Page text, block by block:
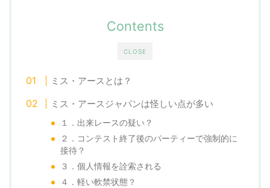
CLOSE
Contents
ミス・アースとは？
ミス・アースジャパンは怪しい点が多い
１．出来レースの疑い？
２．コンテスト終了後のパーティーで強制的に
接待？
３．個人情報を詮索される
４．軽い軟禁状態？